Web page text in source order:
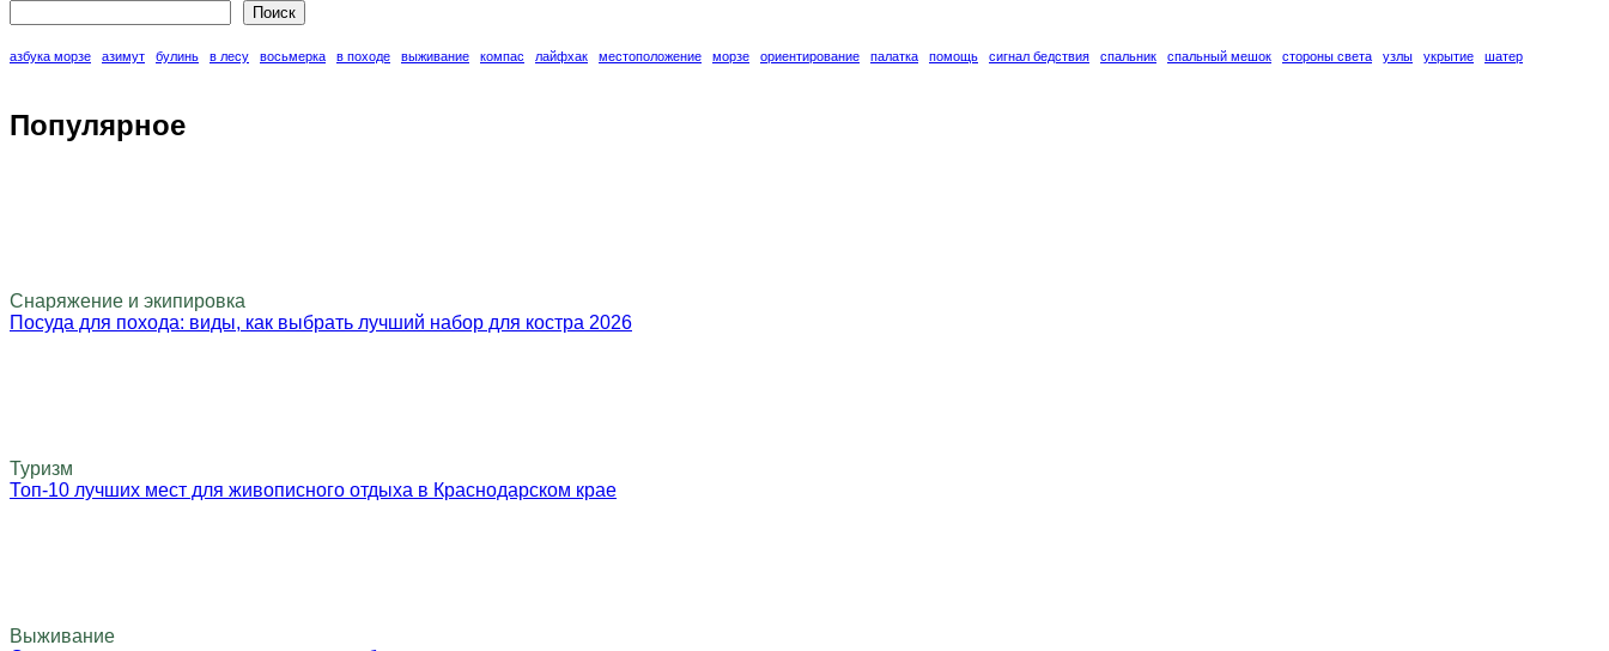
Поиск
азбука морзе азимут булинь в лесу восьмерка в походе выживание компас лайфхак местоположение морзе ориентирование палатка помощь сигнал бедствия спальник спальный мешок стороны света узлы укрытие шатер
Популярное
Снаряжение и экипировка
Посуда для похода: виды, как выбрать лучший набор для костра 2026
Туризм
Топ-10 лучших мест для живописного отдыха в Краснодарском крае
Выживание